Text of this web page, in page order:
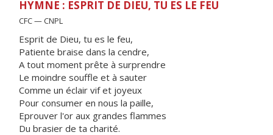
HYMNE : ESPRIT DE DIEU, TU ES LE FEU
CFC — CNPL
Esprit de Dieu, tu es le feu,
Patiente braise dans la cendre,
A tout moment prête à surprendre
Le moindre souffle et à sauter
Comme un éclair vif et joyeux
Pour consumer en nous la paille,
Eprouver l'or aux grandes flammes
Du brasier de ta charité.